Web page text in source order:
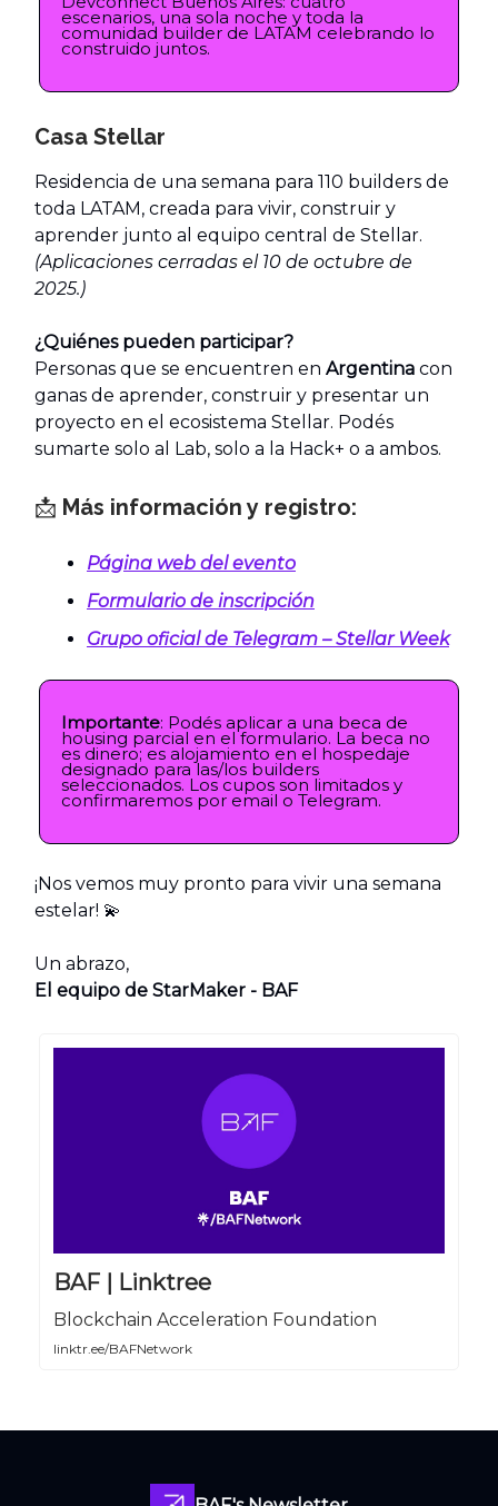
escenarios, una sola noche y toda la
comunidad builder de LATAM celebrando lo
construido juntos.
Casa Stellar
Residencia de una semana para 110 builders de
toda LATAM, creada para vivir, construir y
aprender junto al equipo central de Stellar.
(Aplicaciones cerradas el 10 de octubre de
2025.)
¿Quiénes pueden participar?
Personas que se encuentren en Argentina con
ganas de aprender, construir y presentar un
proyecto en el ecosistema Stellar. Podés
sumarte solo al Lab, solo a la Hack+ o a ambos.
📩 Más información y registro:
Página web del evento
Formulario de inscripción
Grupo oficial de Telegram – Stellar Week
Importante: Podés aplicar a una beca de
housing parcial en el formulario. La beca no
es dinero; es alojamiento en el hospedaje
designado para las/los builders
seleccionados. Los cupos son limitados y
confirmaremos por email o Telegram.
¡Nos vemos muy pronto para vivir una semana
estelar! 💫
Un abrazo,
El equipo de StarMaker - BAF
BAF | Linktree
Blockchain Acceleration Foundation
linktr.ee/BAFNetwork